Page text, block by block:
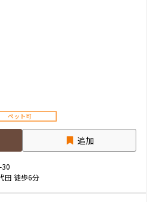
ペット可
追加
田 徒歩6分